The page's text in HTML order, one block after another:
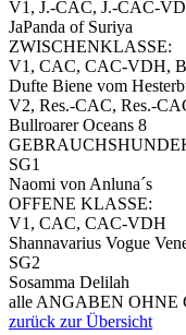
V1, J.-CAC, J.-CAC-
JaPanda of Suriya
ZWISCHENKLASSE:
V1, CAC, CAC-VDH,
Dufte Biene vom
V2, Res.-CAC, Res.-
Bullroarer Oceans 8
SG1
Naomi von Anluna´s
OFFENE KLASSE:
V1, CAC, CAC-VDH
Shannavarius Vogue
SG2
Sosamma Delilah
alle ANGABEN OHNE
zurück zur Übersicht